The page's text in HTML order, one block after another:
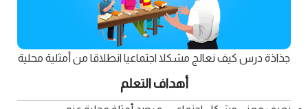
جذاذة درس كيف نعالج مشكلا اجتماعيا انطلاقا من أمثلية محلية
أهداف التعلم